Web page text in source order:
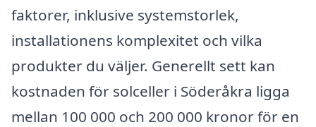
faktorer, inklusive systemstorlek,
installationens komplexitet och vilka
produkter du väljer. Generellt sett kan
kostnaden för solceller i Söderåkra ligga
mellan 100 000 och 200 000 kronor för en